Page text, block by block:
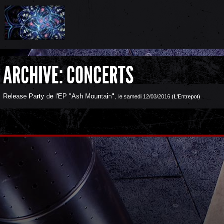
ARCHIVE: CONCERTS
Release Party de l'EP "Ash Mountain", le samedi 12/03/2016 (L'Entrepot)